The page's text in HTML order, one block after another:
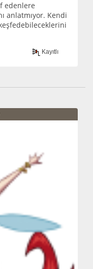
edenlere
anlatmıyor. Kendi
keşfedebileceklerini
Kayıtlı